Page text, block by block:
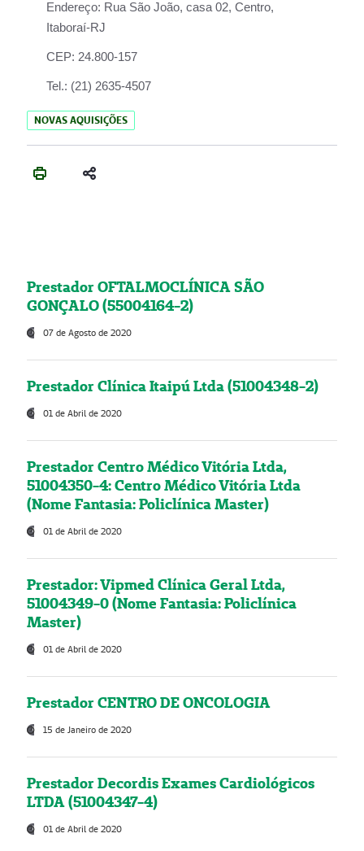
Endereço: Rua São João, casa 02, Centro,
Itaboraí-RJ
CEP: 24.800-157
Tel.: (21) 2635-4507
NOVAS AQUISIÇÕES
Prestador OFTALMOCLÍNICA SÃO
GONÇALO (55004164-2)
07 de Agosto de 2020
Prestador Clínica Itaipú Ltda (51004348-2)
01 de Abril de 2020
Prestador Centro Médico Vitória Ltda,
51004350-4: Centro Médico Vitória Ltda
(Nome Fantasia: Policlínica Master)
01 de Abril de 2020
Prestador: Vipmed Clínica Geral Ltda,
51004349-0 (Nome Fantasia: Policlínica
Master)
01 de Abril de 2020
Prestador CENTRO DE ONCOLOGIA
15 de Janeiro de 2020
Prestador Decordis Exames Cardiológicos
LTDA (51004347-4)
01 de Abril de 2020